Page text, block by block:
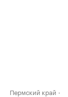
Пермский край